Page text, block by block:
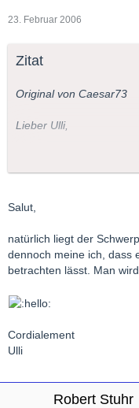
23. Februar 2006
Zitat
Original von Caesar73
Lieber Ulli,
wonach ist hier
"Musikalische
Christian
Salut,
natürlich liegt der
dennoch meine ich, dass
betrachten lässt. Man
Cordialement
Ulli
Robert Stuhr